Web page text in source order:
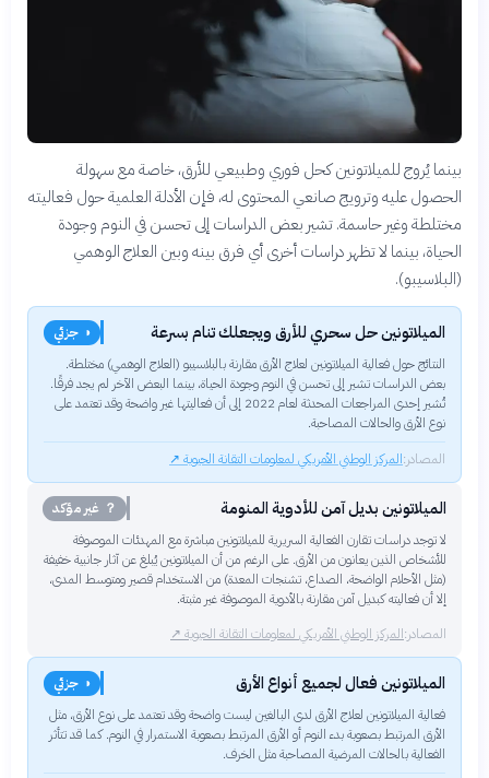
بينما يُروج للميلاتونين كحل فوري وطبيعي للأرق، خاصة مع سهولة
الحصول عليه وترويج صانعي المحتوى له، فإن الأدلة العلمية حول فعاليته
مختلطة وغير حاسمة. تشير بعض الدراسات إلى تحسن في النوم وجودة
الحياة، بينما لا تظهر دراسات أخرى أي فرق بينه وبين العلاج الوهمي
(البلاسيبو).
الميلاتونين حل سحري للأرق ويجعلك تنام بسرعة
◑ جزئي
النتائج حول فعالية الميلاتونين لعلاج الأرق مقارنة بالبلاسيبو (العلاج الوهمي) مختلطة.
بعض الدراسات تشير إلى تحسن في النوم وجودة الحياة، بينما البعض الآخر لم يجد فرقًا.
تُشير إحدى المراجعات المحدثة لعام 2022 إلى أن فعاليتها غير واضحة وقد تعتمد على
نوع الأرق والحالات المصاحبة.
المصادر:المركز الوطني الأمريكي لمعلومات التقانة الحيوية ↗
الميلاتونين بديل آمن للأدوية المنومة
？ غير مؤكد
لا توجد دراسات تقارن الفعالية السريرية للميلاتونين مباشرة مع المهدئات الموصوفة
للأشخاص الذين يعانون من الأرق. على الرغم من أن الميلاتونين يُبلغ عن آثار جانبية خفيفة
(مثل الأحلام الواضحة، الصداع، تشنجات المعدة) من الاستخدام قصير ومتوسط ​​المدى،
إلا أن فعاليته كبديل آمن مقارنة بالأدوية الموصوفة غير مثبتة.
المصادر:المركز الوطني الأمريكي لمعلومات التقانة الحيوية ↗
الميلاتونين فعال لجميع أنواع الأرق
◑ جزئي
فعالية الميلاتونين لعلاج الأرق لدى البالغين ليست واضحة وقد تعتمد على نوع الأرق، مثل
الأرق المرتبط بصعوبة بدء النوم أو الأرق المرتبط بصعوبة الاستمرار في النوم. كما قد تتأثر
الفعالية بالحالات المرضية المصاحبة مثل الخرف.